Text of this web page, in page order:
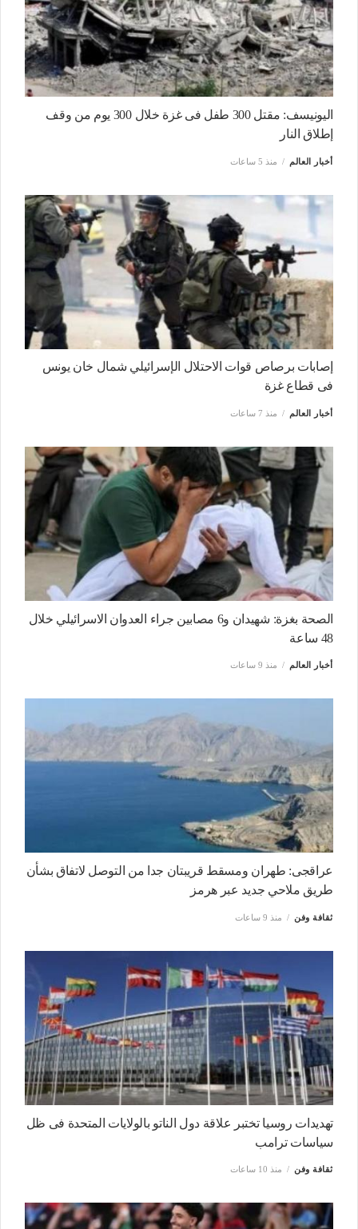
اليونيسف: مقتل 300 طفل فى غزة خلال 300 يوم من وقف
إطلاق النار
أخبار العالم منذ 5 ساعات
إصابات برصاص قوات الاحتلال الإسرائيلي شمال خان يونس
فى قطاع غزة
أخبار العالم منذ 7 ساعات
الصحة بغزة: شهيدان و6 مصابين جراء العدوان الاسرائيلي خلال
48 ساعة
أخبار العالم منذ 9 ساعات
عراقجى: طهران ومسقط قريبتان جدا من التوصل لاتفاق بشأن
طريق ملاحي جديد عبر هرمز
ثقافة وفن منذ 9 ساعات
تهديدات روسيا تختبر علاقة دول الناتو بالولايات المتحدة فى ظل
سياسات ترامب
ثقافة وفن منذ 10 ساعات